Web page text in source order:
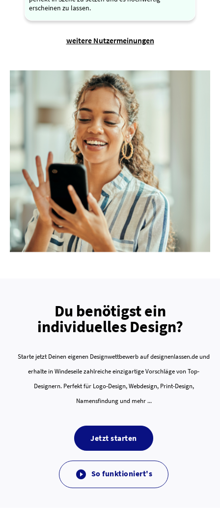
erscheinen zu lassen.
weitere Nutzermeinungen
Du benötigst ein
individuelles Design?
Starte jetzt Deinen eigenen Designwettbewerb auf designenlassen.de und
erhalte in Windeseile zahlreiche einzigartige Vorschläge von Top-
Designern. Perfekt für Logo-Design, Webdesign, Print-Design,
Namensfindung und mehr ...
Jetzt starten
 So funktioniert's